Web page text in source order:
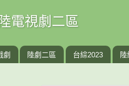
電視劇二區
劇 陸劇二區 台綜2023 陸